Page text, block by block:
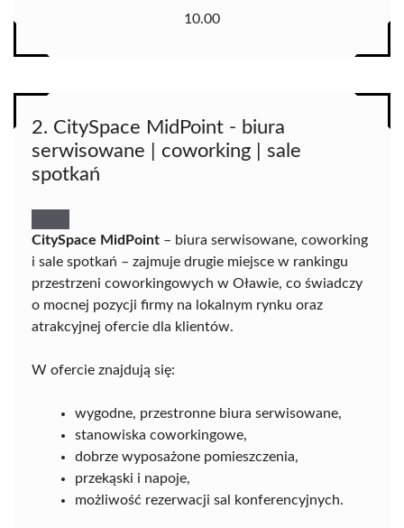
10.00
2. CitySpace MidPoint - biura
serwisowane | coworking | sale
spotkań
CitySpace MidPoint – biura serwisowane, coworking
i sale spotkań – zajmuje drugie miejsce w rankingu
przestrzeni coworkingowych w Oławie, co świadczy
o mocnej pozycji firmy na lokalnym rynku oraz
atrakcyjnej ofercie dla klientów.
W ofercie znajdują się:
wygodne, przestronne biura serwisowane,
stanowiska coworkingowe,
dobrze wyposażone pomieszczenia,
przekąski i napoje,
możliwość rezerwacji sal konferencyjnych.